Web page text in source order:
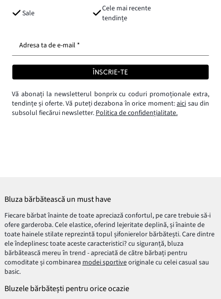
Sale
Cele mai recente
tendințe
Adresa ta de e-mail *
ÎNSCRIE-TE
Vă abonați la newsletterul bonprix cu coduri promoționale extra,
tendințe și oferte. Vă puteți dezabona în orice moment:aici sau din
subsolul fiecărui newsletter.Politica de confidențialitate.
Bluza bărbătească un must have
Fiecare bărbat înainte de toate apreciază confortul, pe care trebuie să-i
ofere garderoba. Cele elastice, oferind lejeritate deplină, și înainte de
toate hainele stilate reprezintă topul șifonierelor bărbătești. Care dintre
ele îndeplinesc toate aceste caracteristici? cu siguranță, bluza
bărbătească mereu în trend - apreciată de către bărbați pentru
comoditate și combinarea modei sportiveoriginale cu celei casual sau
basic.
Bluzele bărbătești pentru orice ocazie